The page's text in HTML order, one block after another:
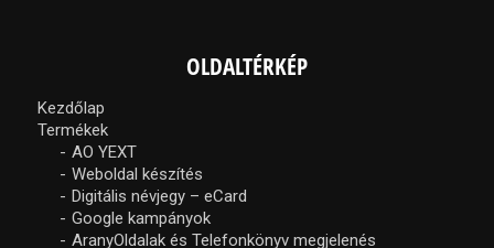
OLDALTÉRKÉP
Kezdőlap
Termékek
AO YEXT
Weboldal készítés
Digitális névjegy – eCard
Google kampányok
AranyOldalak és Telefonkönyv megjelenés